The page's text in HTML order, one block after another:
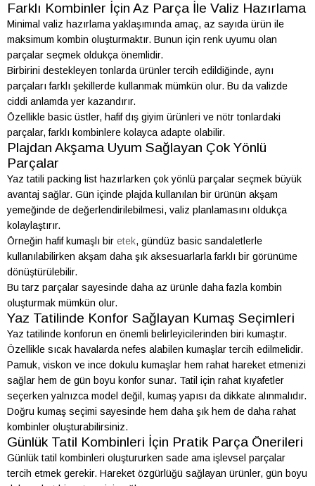
Farklı Kombinler İçin Az Parça İle Valiz Hazırlama
Minimal valiz hazırlama yaklaşımında amaç, az sayıda ürün ile
maksimum kombin oluşturmaktır. Bunun için renk uyumu olan
parçalar seçmek oldukça önemlidir.
Birbirini destekleyen tonlarda ürünler tercih edildiğinde, aynı
parçaları farklı şekillerde kullanmak mümkün olur. Bu da valizde
ciddi anlamda yer kazandırır.
Özellikle basic üstler, hafif dış giyim ürünleri ve nötr tonlardaki
parçalar, farklı kombinlere kolayca adapte olabilir.
Plajdan Akşama Uyum Sağlayan Çok Yönlü
Parçalar
Yaz tatili packing list hazırlarken çok yönlü parçalar seçmek büyük
avantaj sağlar. Gün içinde plajda kullanılan bir ürünün akşam
yemeğinde de değerlendirilebilmesi, valiz planlamasını oldukça
kolaylaştırır.
Örneğin hafif kumaşlı bir etek, gündüz basic sandaletlerle
kullanılabilirken akşam daha şık aksesuarlarla farklı bir görünüme
dönüştürülebilir.
Bu tarz parçalar sayesinde daha az ürünle daha fazla kombin
oluşturmak mümkün olur.
Yaz Tatilinde Konfor Sağlayan Kumaş Seçimleri
Yaz tatilinde konforun en önemli belirleyicilerinden biri kumaştır.
Özellikle sıcak havalarda nefes alabilen kumaşlar tercih edilmelidir.
Pamuk, viskon ve ince dokulu kumaşlar hem rahat hareket etmenizi
sağlar hem de gün boyu konfor sunar. Tatil için rahat kıyafetler
seçerken yalnızca model değil, kumaş yapısı da dikkate alınmalıdır.
Doğru kumaş seçimi sayesinde hem daha şık hem de daha rahat
kombinler oluşturabilirsiniz.
Günlük Tatil Kombinleri İçin Pratik Parça Önerileri
Günlük tatil kombinleri oluştururken sade ama işlevsel parçalar
tercih etmek gerekir. Hareket özgürlüğü sağlayan ürünler, gün boyu